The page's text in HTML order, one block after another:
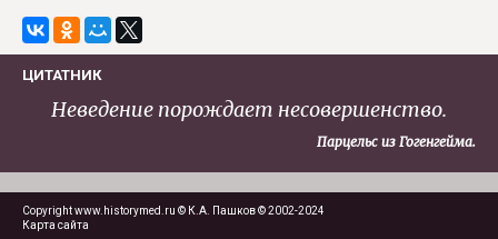
ЦИТАТНИК
Неведение порождает несовершенство.
Парцельс из Гогенгейма.
Copyright www.historymed.ru © К.А. Пашков © 2002-2024
Карта сайта